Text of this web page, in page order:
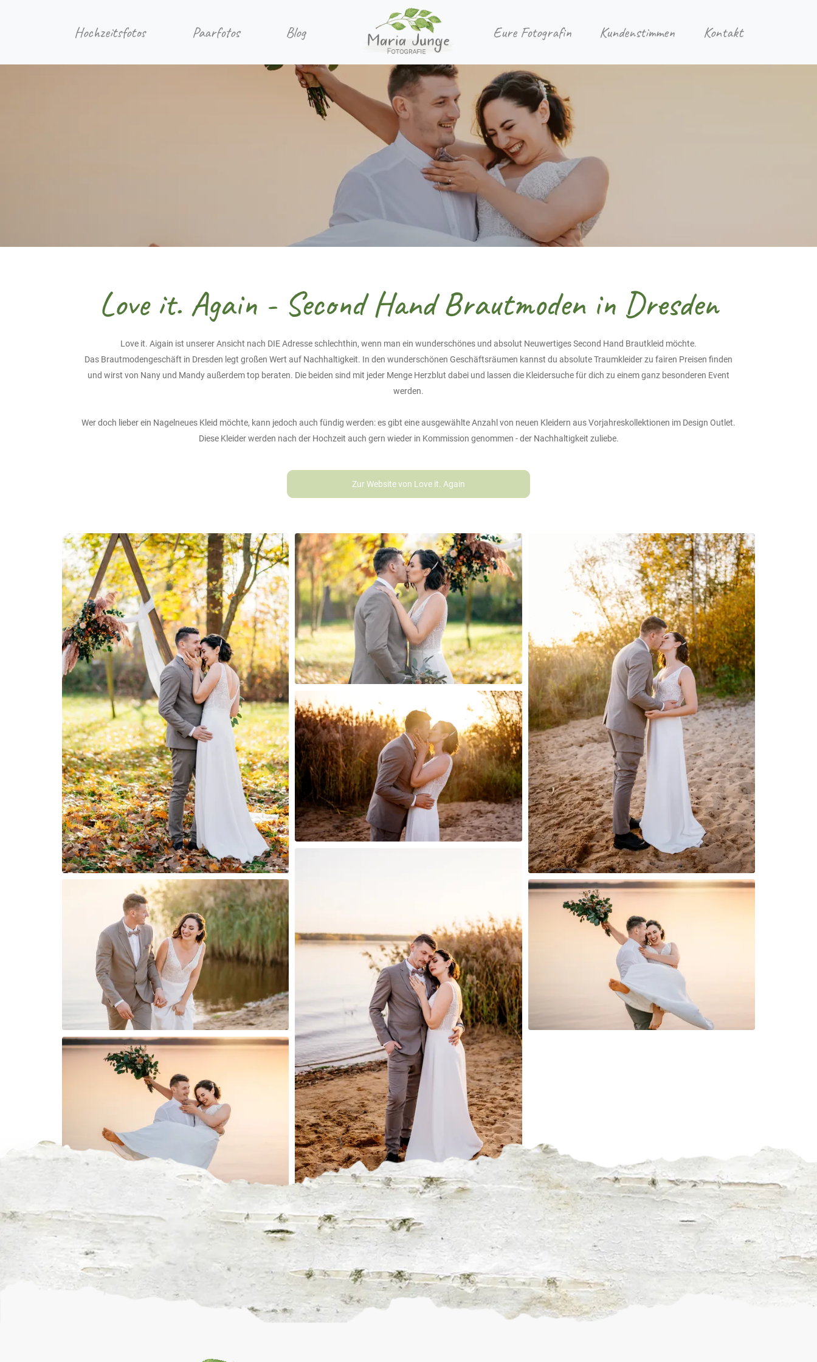
Hochzeitsfotos Paarfotos Blog Eure Fotografin Kundenstimmen Kontakt
Love it. Again - Second Hand Brautmoden in Dresden
Love it. Aigain ist unserer Ansicht nach DIE Adresse schlechthin, wenn man ein wunderschönes und absolut Neuwertiges Second Hand Brautkleid möchte.
Das Brautmodengeschäft in Dresden legt großen Wert auf Nachhaltigkeit. In den wunderschönen Geschäftsräumen kannst du absolute Traumkleider zu fairen Preisen finden
und wirst von Nany und Mandy außerdem top beraten. Die beiden sind mit jeder Menge Herzblut dabei und lassen die Kleidersuche für dich zu einem ganz besonderen Event
werden.
Wer doch lieber ein Nagelneues Kleid möchte, kann jedoch auch fündig werden: es gibt eine ausgewählte Anzahl von neuen Kleidern aus Vorjahreskollektionen im Design Outlet.
Diese Kleider werden nach der Hochzeit auch gern wieder in Kommission genommen - der Nachhaltigkeit zuliebe.
Zur Website von Love it. Again